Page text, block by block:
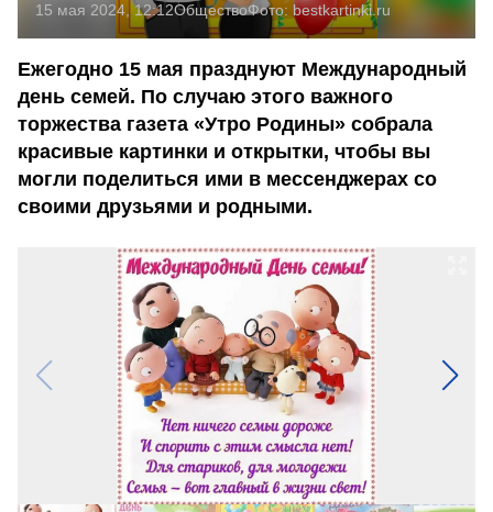
15 мая 2024, 12:12ОбществоФото: bestkartinki.ru
Ежегодно 15 мая празднуют Международный
день семей. По случаю этого важного
торжества газета «Утро Родины» собрала
красивые картинки и открытки, чтобы вы
могли поделиться ими в мессенджерах со
своими друзьями и родными.